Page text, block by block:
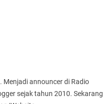
announcer di Radio
sejak tahun 2010. Sekarang